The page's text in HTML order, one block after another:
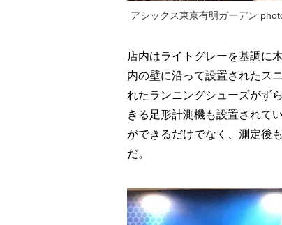
アシックス東京有明ガーデン
店内はライトグレーを基調に
内の壁に沿って設置されたス
れたランニングシューズがず
きる足形計測機も設置されて
ができるだけでなく、測定後
だ。